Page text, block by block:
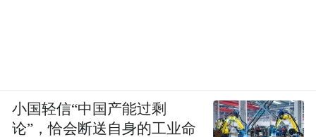
小国轻信“中国产能过剩
论”，恰会断送自身的工业命